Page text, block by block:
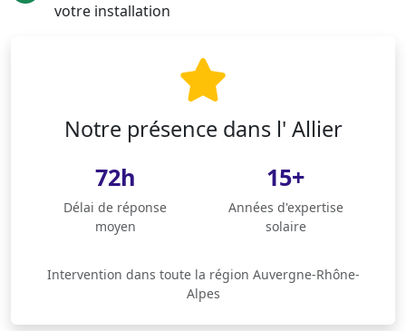
votre installation
Notre présence dans l' Allier
72h
Délai de réponse
moyen
15+
Années d'expertise
solaire
Intervention dans toute la région Auvergne-Rhône-
Alpes